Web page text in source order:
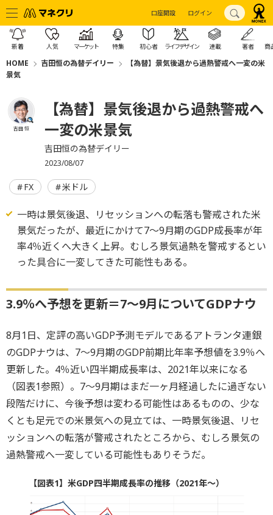
口座開設 ログイン
新着 人気 マーケット 特集 初心者 ライフデザイン 連載 著者 商
HOME 吉田恒の為替デイリー
【為替】景気後退から過熱警戒へ一変の米
景気
吉田 恒
【為替】景気後退から過熱警戒へ
一変の米景気
吉田恒の為替デイリー
2023/08/07
FX 米ドル
一時は景気後退、リセッションへの転落も警戒された米
景気だったが、最近にかけて7～9月期のGDP成長率が年
率4％近くへ大きく上昇。むしろ景気過熱を警戒するとい
った具合に一変してきた可能性もある。
3.9％へ予想を更新＝7～9月についてGDPナウ
8月1日、定評の高いGDP予測モデルであるアトランタ連銀
のGDPナウは、7～9月期のGDP前期比年率予想値を3.9％へ
更新した。4％近い四半期成長率は、2021年以来になる
（図表1参照）。7～9月期はまだ一ヶ月経過したに過ぎない
段階だけに、今後予想は変わる可能性はあるものの、少な
くとも足元での米景気への見立ては、一時景気後退、リセ
ッションへの転落が警戒されたところから、むしろ景気の
過熱警戒へ一変している可能性もありそうだ。
【図表1】米GDP四半期成長率の推移（2021年～）